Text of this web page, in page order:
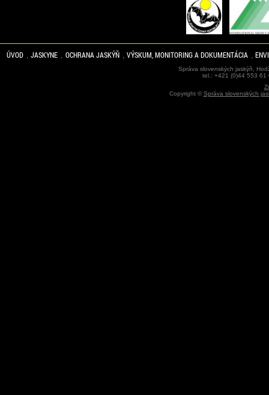
ÚVOD JASKYNE OCHRANA JASKÝŇ VÝSKUM, MONITORING A DOKUMENTÁCIA
Správa slovenských jaskýň,
tel.: +421 (0)44 553
Copyright ©Správa slovenských